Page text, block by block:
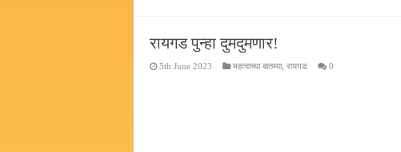
रायगड पुन्हा दुमदुमणार!
5th June 2023 महत्वाच्या बातम्या, रायगड 0